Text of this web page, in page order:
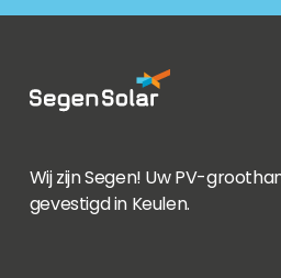
Wij zijn Segen! Uw PV-
gevestigd in Keulen.